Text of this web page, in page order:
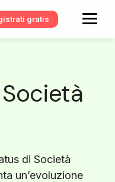
gratis
di Società
un’evoluzione